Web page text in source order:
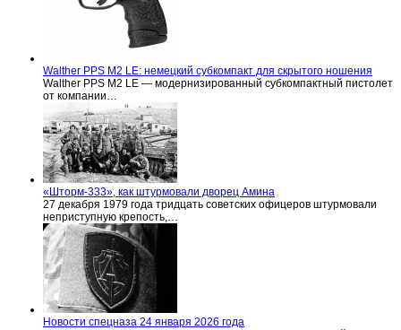
Walther PPS M2 LE: немецкий субкомпакт для скрытого ношения
Walther PPS M2 LE — модернизированный субкомпактный пистолет
от компании…
«Шторм-333», как штурмовали дворец Амина
27 декабря 1979 года тридцать советских офицеров штурмовали
неприступную крепость,…
Новости спецназа 24 января 2026 года